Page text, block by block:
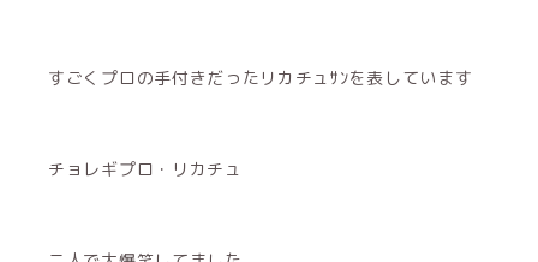
すごくプロの手付きだったリカチュｻﾝを表しています
チョレギプロ・リカチュ